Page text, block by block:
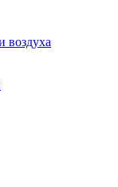
воздуха